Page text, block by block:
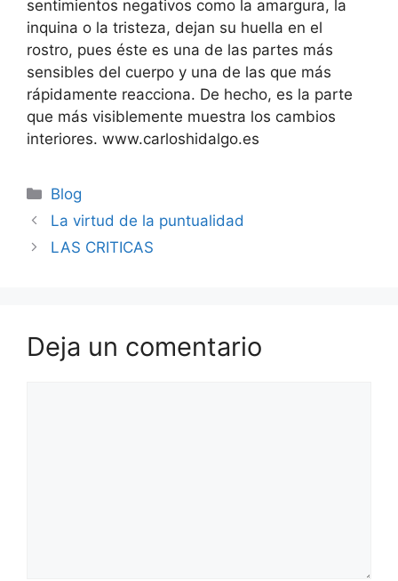
sentimientos negativos como la amargura, la
inquina o la tristeza, dejan su huella en el
rostro, pues éste es una de las partes más
sensibles del cuerpo y una de las que más
rápidamente reacciona. De hecho, es la parte
que más visiblemente muestra los cambios
interiores. www.carloshidalgo.es
Blog
La virtud de la puntualidad
LAS CRITICAS
Deja un comentario